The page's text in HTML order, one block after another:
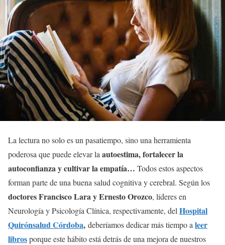
La lectura no solo es un pasatiempo, sino una herramienta
poderosa que puede elevar la autoestima, fortalecer la
autoconfianza y cultivar la empatía… Todos estos aspectos
forman parte de una buena salud cognitiva y cerebral. Según los
doctores Francisco Lara y Ernesto Orozco, líderes en
Neurología y Psicología Clínica, respectivamente, del Hospital
Quirónsalud Córdoba, deberíamos dedicar más tiempo a leer
librosporque este hábito está detrás de una mejora de nuestros